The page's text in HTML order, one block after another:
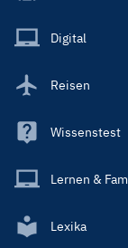
Main
Digital
Reisen
Wissenstest
Lernen &
Lexika